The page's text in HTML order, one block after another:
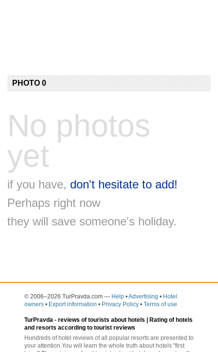
PHOTO 0
No photos
yet
if you have, don't hesitate to add!
Perhaps right now
they will save someone's holiday.
© 2006–2026 TurPravda.com — Help •Advertising • Hotel
owners • Export information • Privacy Policy • Terms of use
TurPravda - reviews of tourists about hotels | Rating of hotels
and resorts according to tourist reviews
Hundreds of hotel reviews of all popular resorts are presented to
your attention.You will learn the whole truth about hotels "first